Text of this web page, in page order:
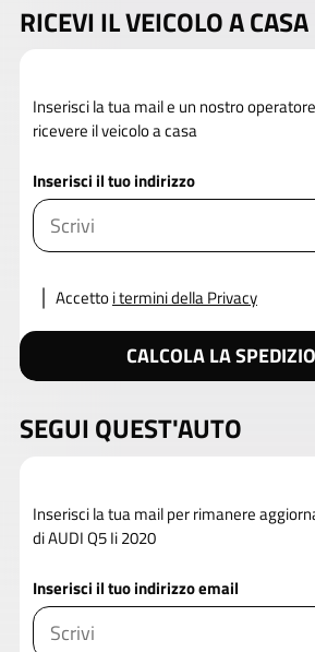
RICEVI IL VEICOLO A CASA
Inserisci la tua mail e un nostro
ricevere il veicolo a casa
Inserisci il tuo indirizzo
Accettoi termini della Privacy
CALCOLA LA
SEGUI QUEST'AUTO
Inserisci la tua mail per rimanere
di AUDI Q5 Ii 2020
Inserisci il tuo indirizzo email